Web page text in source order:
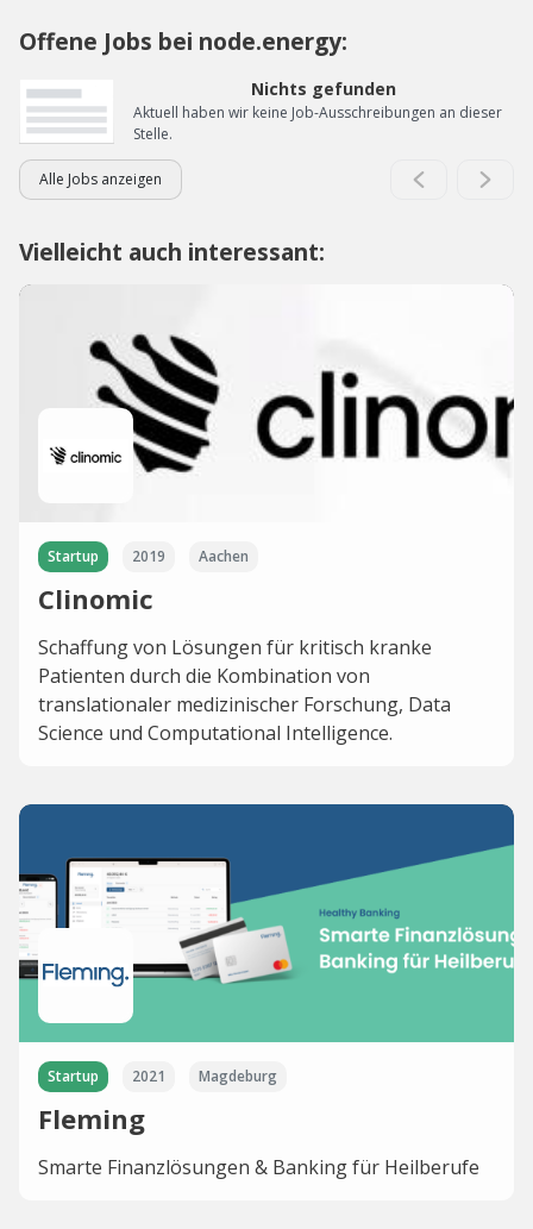
Offene Jobs bei node.energy:
Nichts gefunden
Aktuell haben wir keine Job-Ausschreibungen an dieser
Stelle.
Alle Jobs anzeigen
Vielleicht auch interessant:
Startup 2019 Aachen
Clinomic
Schaffung von Lösungen für kritisch kranke
Patienten durch die Kombination von
translationaler medizinischer Forschung, Data
Science und Computational Intelligence.
Startup 2021 Magdeburg
Fleming
Smarte Finanzlösungen & Banking für Heilberufe